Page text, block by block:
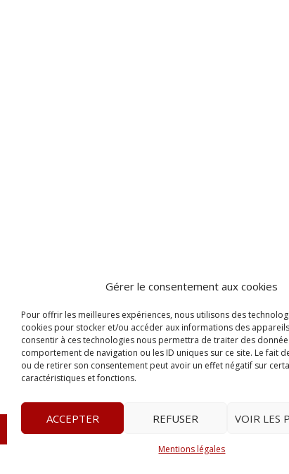
Gérer le consentement aux cookies
Pour offrir les meilleures expériences, nous utilisons des
cookies pour stocker et/ou accéder aux informations des
consentir à ces technologies nous permettra de traiter des
comportement de navigation ou les ID uniques sur ce site. Le fait
ou de retirer son consentement peut avoir un effet négatif sur
caractéristiques et fonctions.
ACCEPTER REFUSER VOIR LES
Mentions légales
Le Probant Tour